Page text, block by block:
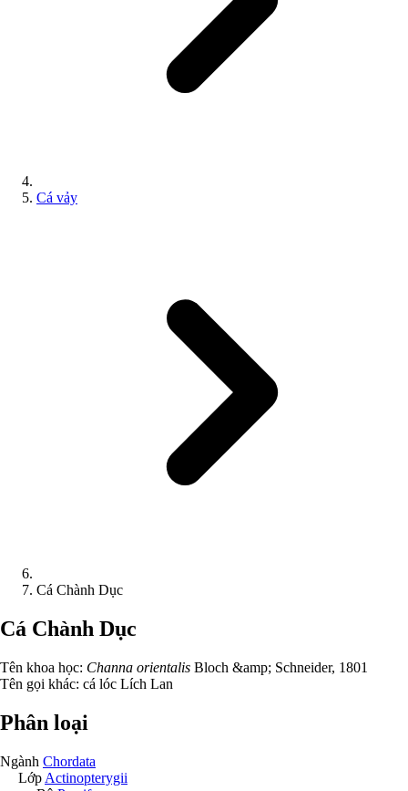
Cá vảy
Cá Chành Dục
Cá Chành Dục
Tên khoa học: Channa orientalis Bloch &amp; Schneider, 1801
Tên gọi khác: cá lóc Lích Lan
Phân loại
Ngành Chordata
Lớp Actinopterygii